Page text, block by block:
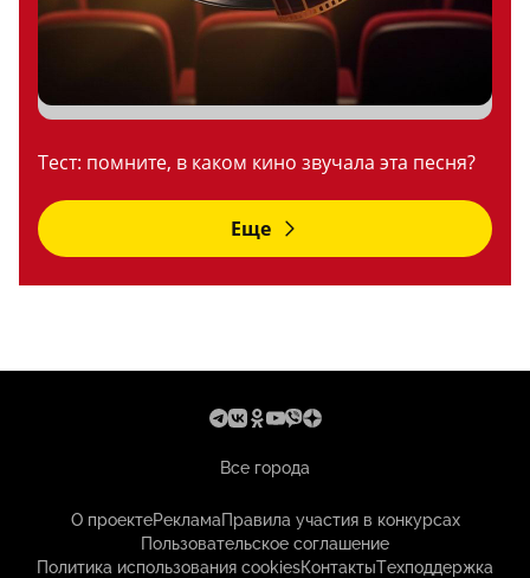
Тест: помните, в каком кино звучала эта песня?
Еще
Все города
О проектеРекламаПравила участия в конкурсах
Пользовательское соглашение
Политика использования cookiesКонтактыТехподдержка